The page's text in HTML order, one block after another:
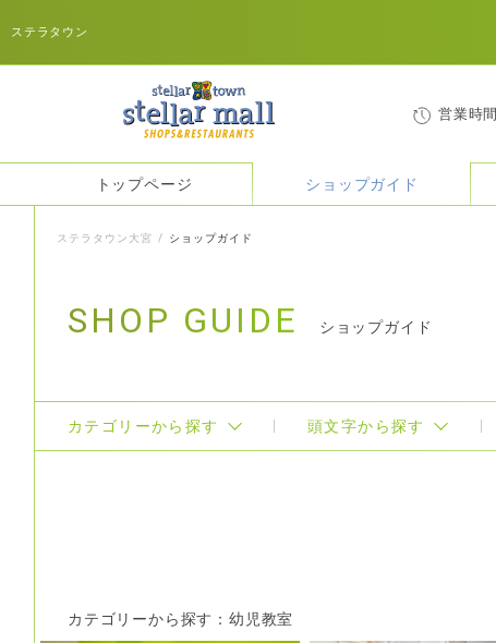
ステラタウン
営業時間
トップページ ショップガイド
ステラタウン大宮 ショップガイド
SHOP GUIDE ショップガイド
カテゴリーから探す 頭文字から探す
カテゴリーから探す：幼児教室